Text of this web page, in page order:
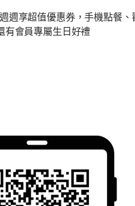
週享​超值優惠券，手機點餐、
有會員專屬生日好禮